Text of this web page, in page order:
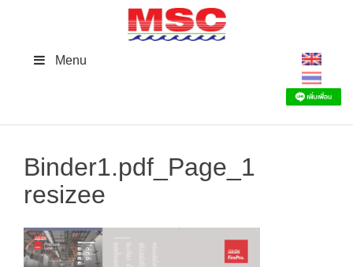
Menu
Binder1.pdf_Page_1
resizee